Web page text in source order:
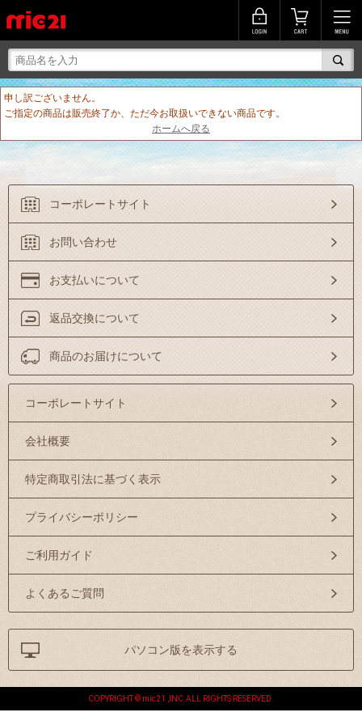
申し訳ございません。
ご指定の商品は販売終了か、ただ今お取扱いできない商品です。
ホームへ戻る
コーポレートサイト
お問い合わせ
お支払いについて
返品交換について
商品のお届けについて
コーポレートサイト
会社概要
特定商取引法に基づく表示
プライバシーポリシー
ご利用ガイド
よくあるご質問
パソコン版を表示する
COPYRIGHT © mic21 ,INC.ALL RIGHTS RESERVED.